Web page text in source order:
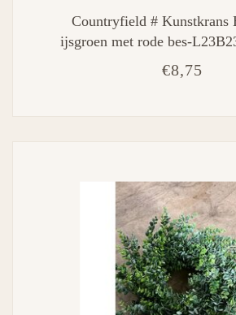
Countryfield # Kunstkrans
ijsgroen met rode bes-
€8,75